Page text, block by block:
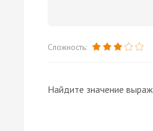
Сложность:
Найдите значение